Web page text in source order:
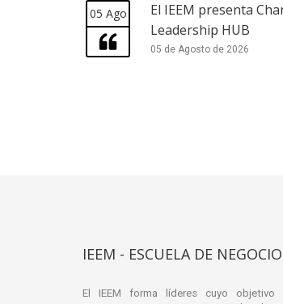
05 Ago
El IEEM presenta
Leadership HUB
05 de Agosto de 2026
IEEM - ESCUELA DE
El IEEM forma líderes cuyo objetivo